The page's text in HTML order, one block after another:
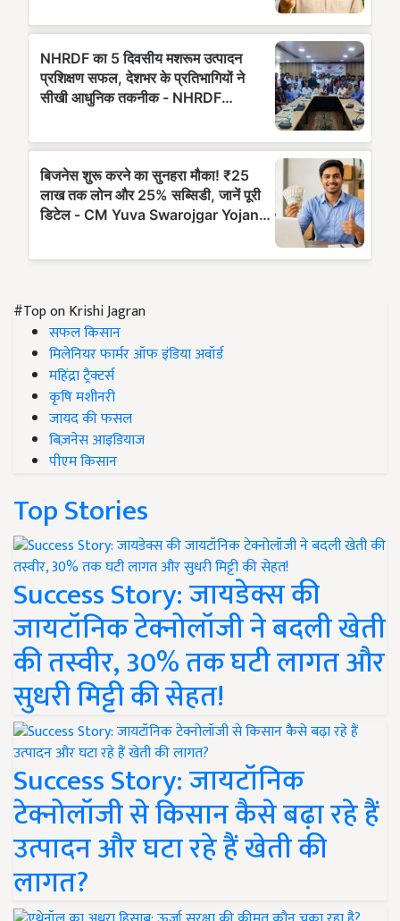
#Top on Krishi Jagran
सफल किसान
मिलेनियर फार्मर ऑफ इंडिया अवॉर्ड
महिंद्रा ट्रैक्टर्स
कृषि मशीनरी
जायद की फसल
बिज़नेस आइडियाज
पीएम किसान
Top Stories
Success Story: जायडेक्स की
जायटॉनिक टेक्नोलॉजी ने बदली खेती
की तस्वीर, 30% तक घटी लागत और
सुधरी मिट्टी की सेहत!
Success Story: जायटॉनिक
टेक्नोलॉजी से किसान कैसे बढ़ा रहे हैं
उत्पादन और घटा रहे हैं खेती की
लागत?